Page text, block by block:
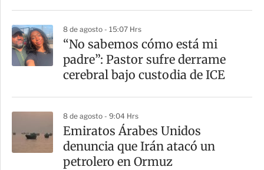
8 de agosto - 15:07 Hrs
“No sabemos cómo está mi
padre”: Pastor sufre derrame
cerebral bajo custodia de ICE
8 de agosto - 9:04 Hrs
Emiratos Árabes Unidos
denuncia que Irán atacó un
petrolero en Ormuz